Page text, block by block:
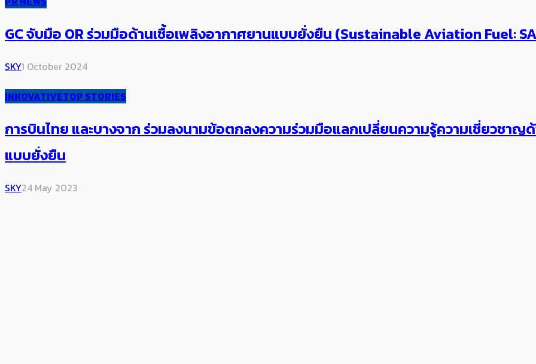
GC จับมือ OR ร่วมมือด้านเชื้อเพลิงอากาศยานแบบยั่งยืน (Sustainable Aviation Fuel:
SKY1 October 2024
INNOVATIVETOP STORIES
การบินไทย และบางจาก ร่วมลงนามข้อตกลงความร่วมมือแลกเปลี่ยนความรู้ความเชี่ยวชาญ
แบบยั่งยืน
SKY24 May 2023